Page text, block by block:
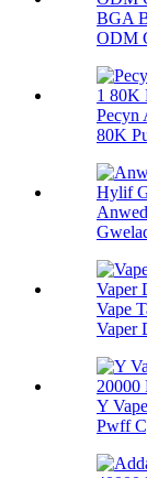
BGA
ODM
Pecyn
80K
Vape
Vaper
Y
Pwff